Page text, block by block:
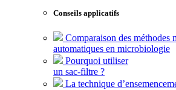
Conseils applicatifs
Comparaison des méthodes
automatiques en microbiologie
Pourquoi utiliser
un sac-filtre ?
La technique